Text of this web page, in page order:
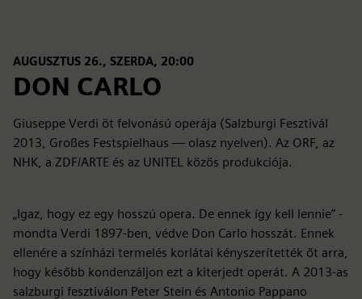
AUGUSZTUS 26., SZERDA, 20:00
DON CARLO
Giuseppe Verdi öt felvonású operája (Salzburgi Fesztivál
2013, Großes Festspielhaus — olasz nyelven). Az ORF, az
NHK, a ZDF/ARTE és az UNITEL közös produkciója.
„Igaz, hogy ez egy hosszú opera. De ennek így kell lennie” -
mondta Verdi 1897-ben, védve Don Carlo hosszát. Ennek
ellenére a színházi termelés korlátai kényszerítették őt arra,
hogy később kondenzáljon ezt a kiterjedt operát. A 2013-as
salzburgi fesztiválon Peter Stein és Antonio Pappano